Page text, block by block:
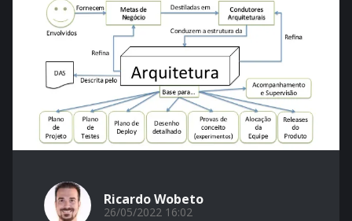
Ricardo Wobeto
26/05/2022 16:02